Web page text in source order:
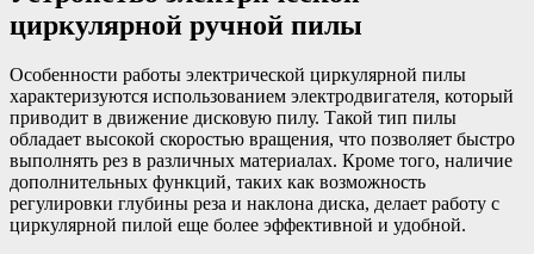
циркулярной ручной пилы
Особенности работы электрической циркулярной пилы
характеризуются использованием электродвигателя, который
приводит в движение дисковую пилу. Такой тип пилы
обладает высокой скоростью вращения, что позволяет быстро
выполнять рез в различных материалах. Кроме того, наличие
дополнительных функций, таких как возможность
регулировки глубины реза и наклона диска, делает работу с
циркулярной пилой еще более эффективной и удобной.